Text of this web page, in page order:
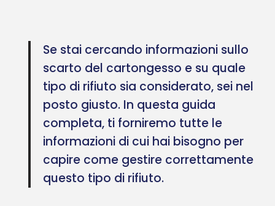
Se stai cercando informazioni sullo
scarto del cartongesso e su quale
tipo di rifiuto sia considerato, sei nel
posto giusto. In questa guida
completa, ti forniremo tutte le
informazioni di cui hai bisogno per
capire come gestire correttamente
questo tipo di rifiuto.